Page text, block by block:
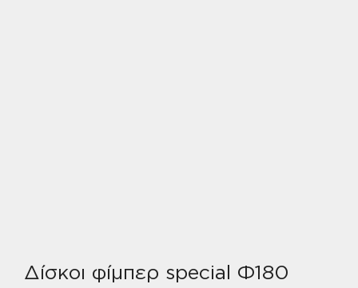
Δίσκοι φίμπερ special Φ180